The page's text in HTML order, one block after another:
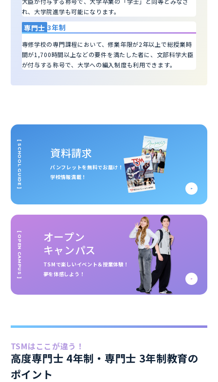
れ、大学院進学も可能になります。
専門士 3年制
専修学校の専門課程において、修業年限が2年以上で総授業時
間が1,700時間以上などの要件を満たした者に、文部科学大臣
が付与する称号で、大学への編入制度も利用できます。
資料請求
パンフレットを無料でお届け！
学校情報満載！
[ SCHOOL GUIDE ]
オープン
キャンパス
TSMで楽しいイベント＆授業体験！
夢を体感しよう！
[ OPEN CAMPUS ]
TSMはここが違う！
高度専門士 4年制・専門士 3年制教育の
ポイント